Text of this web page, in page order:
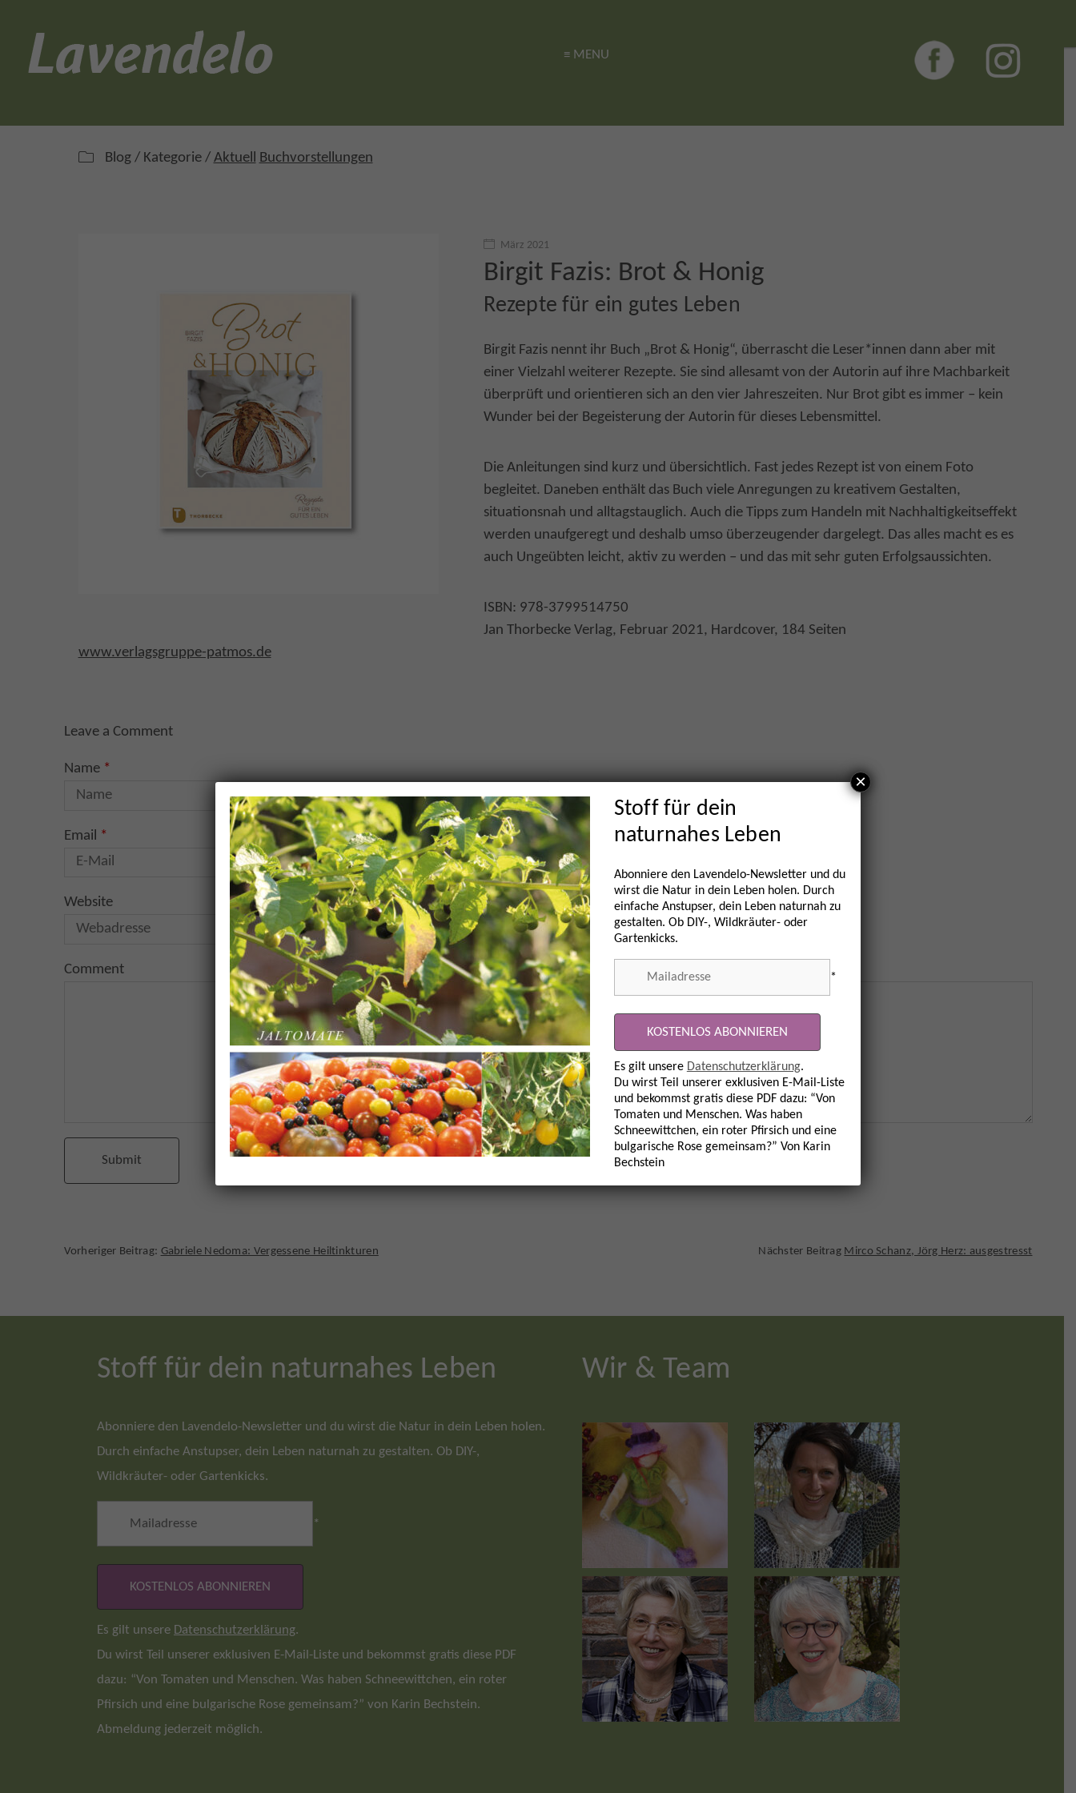
≡ MENU
Blog / Kategorie / Aktuell Buchvorstellungen
März 2021
Birgit Fazis: Brot & Honig
Rezepte für ein gutes Leben
Birgit Fazis nennt ihr Buch „Brot & Honig“, überrascht die Leser*innen dann aber mit
einer Vielzahl weiterer Rezepte. Sie sind allesamt von der Autorin auf ihre Machbarkeit
überprüft und orientieren sich an den vier Jahreszeiten. Nur Brot gibt es immer – kein
Wunder bei der Begeisterung der Autorin für dieses Lebensmittel.
Die Anleitungen sind kurz und übersichtlich. Fast jedes Rezept ist von einem Foto
begleitet. Daneben enthält das Buch viele Anregungen zu kreativem Gestalten,
situationsnah und alltagstauglich. Auch die Tipps zum Handeln mit Nachhaltigkeitseffekt
werden unaufgeregt und deshalb umso überzeugender dargelegt. Das alles macht es es
auch Ungeübten leicht, aktiv zu werden – und das mit sehr guten Erfolgsaussichten.
ISBN: 978-3799514750
Jan Thorbecke Verlag, Februar 2021, Hardcover, 184 Seiten
www.verlagsgruppe-patmos.de
Leave a Comment
Name *
Email *
Website
Comment
Vorheriger Beitrag: Gabriele Nedoma: Vergessene Heiltinkturen Nächster Beitrag Mirco Schanz, Jörg Herz: ausgestresst
Wir & Team
Stoff für dein naturnahes Leben
Abonniere den Lavendelo-Newsletter und du wirst die Natur in dein Leben holen.
Durch einfache Anstupser, dein Leben naturnah zu gestalten. Ob DIY-,
Wildkräuter- oder Gartenkicks.
*
Es gilt unsere Datenschutzerklärung.
Du wirst Teil unserer exklusiven E-Mail-Liste und bekommst gratis diese PDF
dazu: “Von Tomaten und Menschen. Was haben Schneewittchen, ein roter
Pfirsich und eine bulgarische Rose gemeinsam?” von Karin Bechstein.
Abmeldung jederzeit möglich.
Stoff für dein
naturnahes Leben
Abonniere den Lavendelo-Newsletter und du
wirst die Natur in dein Leben holen. Durch
einfache Anstupser, dein Leben naturnah zu
gestalten. Ob DIY-, Wildkräuter- oder
Gartenkicks.
*
Es gilt unsere Datenschutzerklärung.
Du wirst Teil unserer exklusiven E-Mail-Liste
und bekommst gratis diese PDF dazu: “Von
Tomaten und Menschen. Was haben
Schneewittchen, ein roter Pfirsich und eine
bulgarische Rose gemeinsam?” Von Karin
Bechstein
×